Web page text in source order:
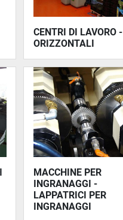
CENTRI DI LAVORO -
ORIZZONTALI
MACCHINE PER
INGRANAGGI -
LAPPATRICI PER
INGRANAGGI